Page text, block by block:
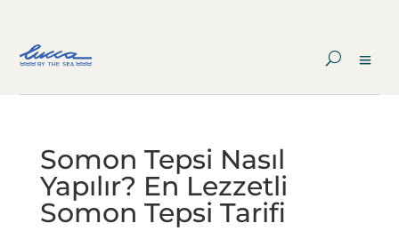
Somon Tepsi Nasıl
Yapılır? En Lezzetli
Somon Tepsi Tarifi